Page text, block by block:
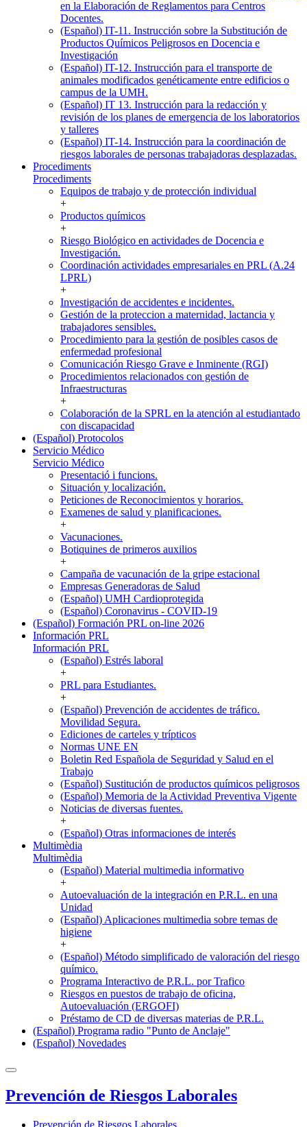
en la Elaboración de Reglamentos para Centros
Docentes.
(Español) IT-11. Instrucción sobre la Substitución de
Productos Químicos Peligrosos en Docencia e
Investigación
(Español) IT-12. Instrucción para el transporte de
animales modificados genéticamente entre edificios o
campus de la UMH.
(Español) IT 13. Instrucción para la redacción y
revisión de los planes de emergencia de los laboratorios
y talleres
(Español) IT-14. Instrucción para la coordinación de
riesgos laborales de personas trabajadoras desplazadas.
Procediments
Procediments
Equipos de trabajo y de protección individual
+
Productos químicos
+
Riesgo Biológico en actividades de Docencia e
Investigación.
Coordinación actividades empresariales en PRL (A.24
LPRL)
+
Investigación de accidentes e incidentes.
Gestión de la proteccion a maternidad, lactancia y
trabajadores sensibles.
Procedimiento para la gestión de posibles casos de
enfermedad profesional
Comunicación Riesgo Grave e Inminente (RGI)
Procedimientos relacionados con gestión de
Infraestructuras
+
Colaboración de la SPRL en la atención al estudiantado
con discapacidad
(Español) Protocolos
Servicio Médico
Servicio Médico
Presentació i funcions.
Situación y localización.
Peticiones de Reconocimientos y horarios.
Examenes de salud y planificaciones.
+
Vacunaciones.
Botiquines de primeros auxilios
+
Campaña de vacunación de la gripe estacional
Empresas Generadoras de Salud
(Español) UMH Cardioprotegida
(Español) Coronavirus - COVID-19
(Español) Formación PRL on-line 2026
Información PRL
Información PRL
(Español) Estrés laboral
+
PRL para Estudiantes.
+
(Español) Prevención de accidentes de tráfico.
Movilidad Segura.
Ediciones de carteles y trípticos
Normas UNE EN
Boletin Red Española de Seguridad y Salud en el
Trabajo
(Español) Sustitución de productos químicos peligrosos
(Español) Memoria de la Actividad Preventiva Vigente
Noticias de diversas fuentes.
+
(Español) Otras informaciones de interés
Multimèdia
Multimèdia
(Español) Material multimedia informativo
+
Autoevaluación de la integración en P.R.L. en una
Unidad
(Español) Aplicaciones multimedia sobre temas de
higiene
+
(Español) Método simplificado de valoración del riesgo
químico.
Programa Interactivo de P.R.L. por Trafico
Riesgos en puestos de trabajo de oficina,
Autoevaluación (ERGOFI)
Préstamo de CD de diversas materias de P.R.L.
(Español) Programa radio "Punto de Anclaje"
(Español) Novedades
Prevención de Riesgos Laborales
Prevención de Riesgos Laborales